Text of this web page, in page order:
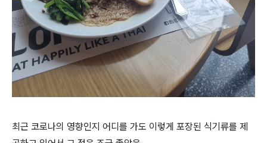
최근 코로나의 영향인지 어디를 가도 이렇게 포장된 식기류를 제